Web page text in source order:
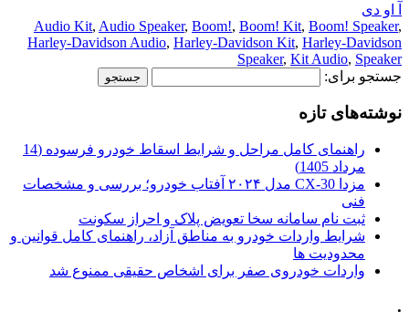
آ او دی
Audio Kit, Audio Speaker, Boom!, Boom! Kit, Boom! Speaker,
Harley-Davidson Audio, Harley-Davidson Kit, Harley-Davidson
Speaker, Kit Audio, Speaker
جستجو برای:
نوشته‌های تازه
راهنمای کامل مراحل و شرایط اسقاط خودرو فرسوده (14
مرداد 1405)
مزدا CX-30 مدل ۲۰۲۴ آفتاب خودرو؛ بررسی و مشخصات
فنی
ثبت نام سامانه سخا تعویض پلاک و احراز سکونت
شرایط واردات خودرو به مناطق آزاد، راهنمای کامل قوانین و
محدودیت ها
واردات خودروی صفر برای اشخاص حقیقی ممنوع شد
.